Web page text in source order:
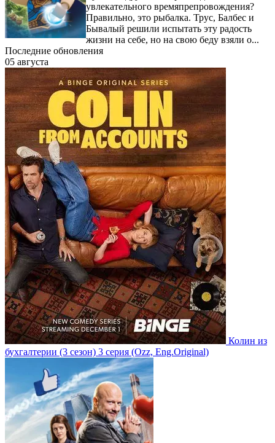
увлекательного времяпрепровождения?
Правильно, это рыбалка. Трус, Балбес и
Бывалый решили испытать эту радость
жизни на себе, но на свою беду взяли о...
Последние обновления
05 августа
Колин из
бухгалтерии (3 сезон) 3 серия (Ozz, Eng.Original)